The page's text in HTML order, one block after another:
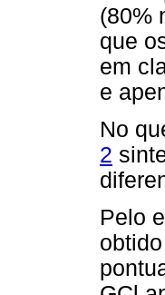
(80%
que
em
e
No
2
Pelo